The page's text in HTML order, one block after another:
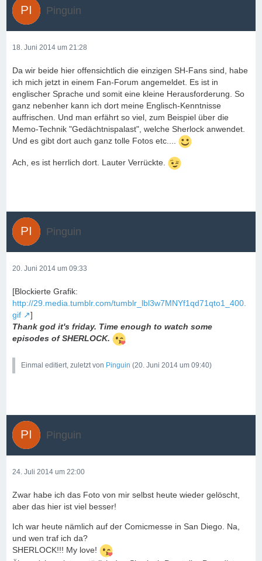
Pinguin
18. Juni 2014 um 21:28
Da wir beide hier offensichtlich die einzigen SH-Fans sind, habe
ich mich jetzt in einem Fan-Forum angemeldet. Es ist in
englischer Sprache und somit eine kleine Herausforderung. So
ganz nebenher kann ich dort meine Englisch-Kenntnisse
auffrischen. Und man erfährt so viel, zum Beispiel über die
Memo-Technik "Gedächtnispalast", welche Sherlock anwendet.
Und es gibt dort auch ganz tolle Fotos etc....
Ach, es ist herrlich dort. Lauter Verrückte.
Pinguin
20. Juni 2014 um 09:33
[Blockierte Grafik:
http://29.media.tumblr.com/tumblr_lbl3w7MNYf1qd71qto1_400.
gif
]
Thank god it's friday. Time enough to watch some
episodes of SHERLOCK.
Einmal editiert, zuletzt von Pinguin (20. Juni 2014 um 09:40)
Pinguin
24. Juli 2014 um 22:00
Zwar habe ich das Foto von mir selbst heute wieder gelöscht,
aber das hier ist viel besser!
Ich war heute nämlich auf der Comicmesse in San Diego. Na,
und wen traf ich da?
SHERLOCK!!! My love!